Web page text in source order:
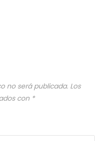
no será publicada. Los
con *